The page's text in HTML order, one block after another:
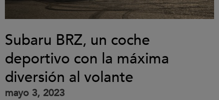
Subaru BRZ, un coche
deportivo con la máxima
diversión al volante
mayo 3, 2023